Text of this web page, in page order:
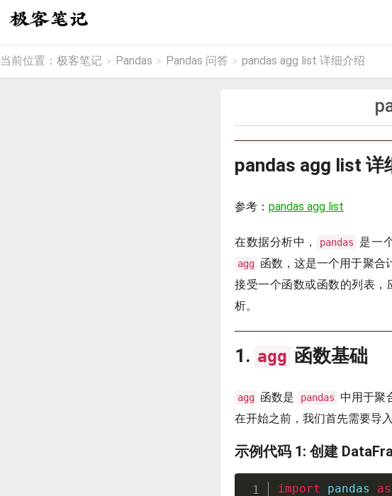
当前位置： 极客笔记 > Pandas > Pandas 问答 > pandas agg list 详细介绍
pandas agg list 详
参考： pandas agg list
在数据分析中， pandas 是一
agg 函数，这是一个用于聚合
接受一个函数或函数的列表，
析。
1. agg 函数基础
agg 函数是 pandas 中用于聚
在开始之前，我们首先需要导入
示例代码 1: 创建
import pandas as